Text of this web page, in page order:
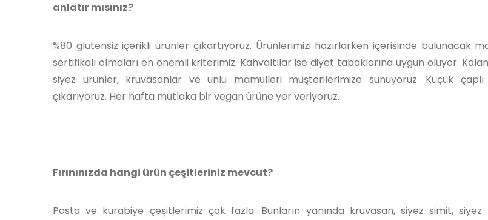
anlatır mısınız?
%80 glütensiz içerikli ürünler çıkartıyoruz. Ürünlerimizi hazırlarken içerisinde bulunacak
sertifikalı olmaları en önemli kriterimiz. Kahvaltılar ise diyet tabaklarına uygun oluyor. Kalan
siyez ürünler, kruvasanlar ve unlu mamulleri müşterilerimize sunuyoruz. Küçük
çıkarıyoruz. Her hafta mutlaka bir vegan ürüne yer veriyoruz.
Fırınınızda hangi ürün çeşitleriniz mevcut?
Pasta ve kurabiye çeşitlerimiz çok fazla. Bunların yanında kruvasan, siyez simit,